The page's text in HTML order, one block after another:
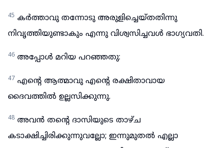
45 കർത്താവു തന്നോടു അരുളിച്ചെയ്തതിന്നു
നിവൃത്തിയുണ്ടാകും എന്നു വിശ്വസിച്ചവൾ ഭാഗ്യവതി.
46 അപ്പോൾ മറിയ പറഞ്ഞതു:
47 എന്റെ ആത്മാവു എന്റെ രക്ഷിതാവായ
ദൈവത്തിൽ ഉല്ലസിക്കുന്നു.
48 അവൻ തന്റെ ദാസിയുടെ താഴ്ച
കടാക്ഷിച്ചിരിക്കുന്നുവല്ലോ; ഇന്നുമുതൽ എല്ലാ